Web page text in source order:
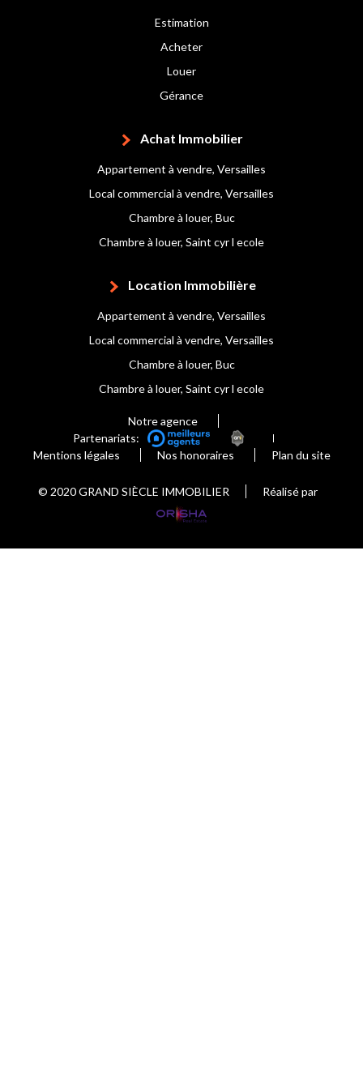
Estimation
Acheter
Louer
Gérance
Achat Immobilier
Appartement à vendre, Versailles
Local commercial à vendre, Versailles
Chambre à louer, Buc
Chambre à louer, Saint cyr l ecole
Location Immobilière
Appartement à vendre, Versailles
Local commercial à vendre, Versailles
Chambre à louer, Buc
Chambre à louer, Saint cyr l ecole
Notre agence
Partenariats:
Mentions légales
Nos honoraires Plan du site
© 2020 GRAND SIÈCLE IMMOBILIER Réalisé par